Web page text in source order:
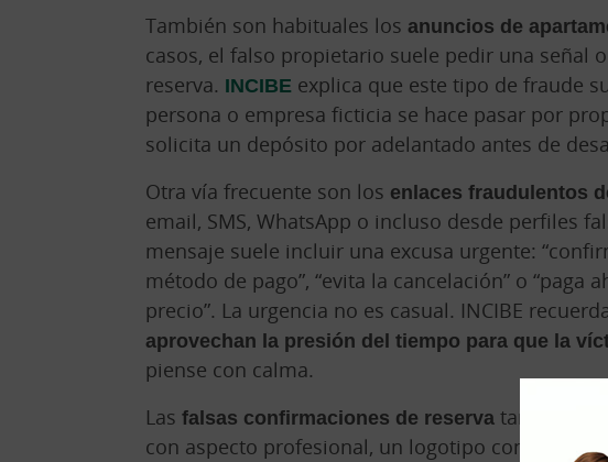
También son habituales los anuncios de
casos, el falso propietario suele pedir una señal
reserva. INCIBE explica que este tipo de fraude
persona o empresa ficticia se hace pasar por
solicita un depósito por adelantado antes de
Otra vía frecuente son los enlaces fraudulentos
email, SMS, WhatsApp o incluso desde perfiles
mensaje suele incluir una excusa urgente:
método de pago”, “evita la cancelación” o “paga
precio”. La urgencia no es casual. INCIBE
aprovechan la presión del tiempo para que la
piense con calma.
Las falsas confirmaciones de reserva también
con aspecto profesional, un logotipo conocido y